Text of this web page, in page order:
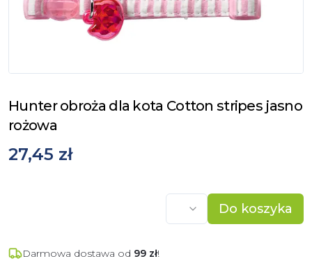
Hunter obroża dla kota Cotton stripes jasno
rożowa
27,45 zł
Do koszyka
Darmowa dostawa od 99 zł!